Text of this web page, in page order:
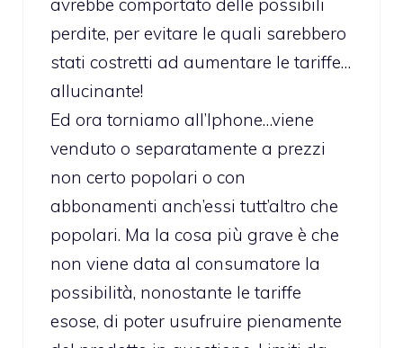
perdite, per evitare le quali sarebbero
stati costretti ad aumentare le tariffe…
allucinante!
Ed ora torniamo all’Iphone…viene
venduto o separatamente a prezzi
non certo popolari o con
abbonamenti anch’essi tutt’altro che
popolari. Ma la cosa più grave è che
non viene data al consumatore la
possibilità, nonostante le tariffe
esose, di poter usufruire pienamente